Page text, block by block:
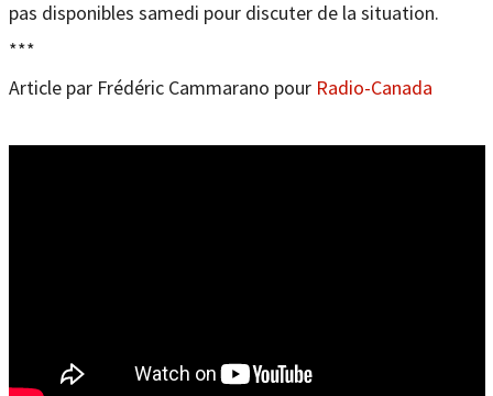
pas disponibles samedi pour discuter de la situation.
***
Article par Frédéric Cammarano pour Radio-Canada